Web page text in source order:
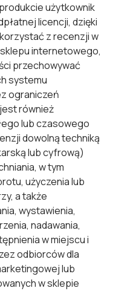
użytkownik
licencji, dzięki
z recenzji w
internetowego,
przechowywać
systemu
ograniczeń
również
lub czasowego
dowolną techniką
lub cyfrową)
w tym
użyczenia lub
a także
wystawienia,
nadawania,
w miejscu i
odbiorców dla
lub
w sklepie